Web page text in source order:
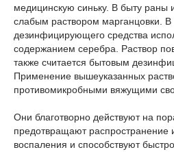
медицинскую синьку. В быту раны
слабым раствором марганцовки. В
дезинфицирующего средства
содержанием серебра. Раствор
также считается бытовым
Применение вышеуказанных
противомикробными вяжущими
Они благотворно действуют на
предотвращают распространение
воспаления и способствуют